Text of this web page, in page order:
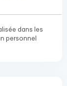
dans les
personnel